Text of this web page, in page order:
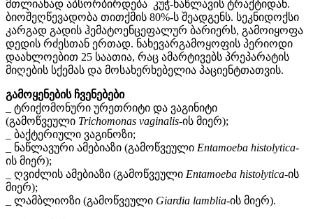
მთლიანად აბსორბირდება კუჭ-ნაწლავის ტრაქტიდან.
ბიოშეღწევადობა თითქმის 80%-ს შეადგენს. სეკნიდოქსი
კარგად გადის ჰემატოენცეფალურ ბარიერს, გამოიყოფა
დედის რძესთან ერთად. ნახევარგამოყოფის პერიოდი
დაახლოებით 25 საათია, რაც ამარტივებს პრეპარატის
მიღების სქემას და მოსახერხებელია პაციენტთათვის.
გამოყენების ჩვენებები
_ ტრიქომონური ურეთრიტი და ვაგინიტი
(გამოწვეული Trichomonas vaginalis-ის მიერ);
_ ბაქტერიული ვაგინოზი;
_ ნაწლავური ამებიაზი (გამოწვეული Entamoeba histolytica-
ის მიერ);
_ ღვიძლის ამებიაზი (გამოწვეული Entamoeba histolytica-ის
მიერ);
_ ლამბლიოზი (გამოწვეული Giardia lamblia-ის მიერ).